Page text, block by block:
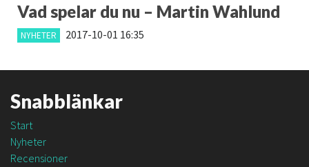
Vad spelar du nu – Martin Wahlund
NYHETER 2017-10-01 16:35
Snabblänkar
Start
Nyheter
Recensioner